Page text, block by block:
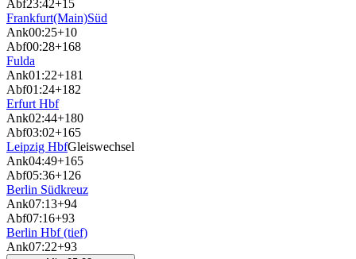
Abf23:42+15
Frankfurt(Main)Süd
Ank00:25+10
Abf00:28+168
Fulda
Ank01:22+181
Abf01:24+182
Erfurt Hbf
Ank02:44+180
Abf03:02+165
Leipzig HbfGleiswechsel
Ank04:49+165
Abf05:36+126
Berlin Südkreuz
Ank07:13+94
Abf07:16+93
Berlin Hbf (tief)
Ank07:22+93